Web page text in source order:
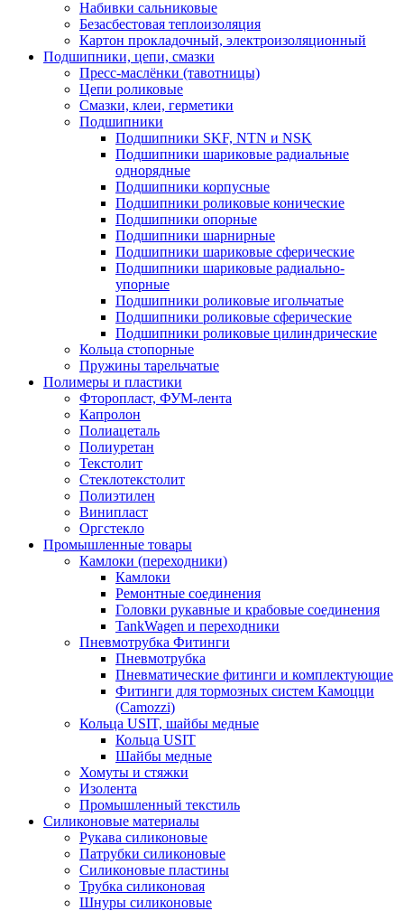
Набивки сальниковые
Безасбестовая теплоизоляция
Картон прокладочный, электроизоляционный
Подшипники, цепи, смазки
Пресс-маслёнки (тавотницы)
Цепи роликовые
Смазки, клеи, герметики
Подшипники
Подшипники SKF, NTN и NSK
Подшипники шариковые радиальные
однорядные
Подшипники корпусные
Подшипники роликовые конические
Подшипники опорные
Подшипники шарнирные
Подшипники шариковые сферические
Подшипники шариковые радиально-
упорные
Подшипники роликовые игольчатые
Подшипники роликовые сферические
Подшипники роликовые цилиндрические
Кольца стопорные
Пружины тарельчатые
Полимеры и пластики
Фторопласт, ФУМ-лента
Капролон
Полиацеталь
Полиуретан
Текстолит
Стеклотекстолит
Полиэтилен
Винипласт
Оргстекло
Промышленные товары
Камлоки (переходники)
Камлоки
Ремонтные соединения
Головки рукавные и крабовые соединения
TankWagen и переходники
Пневмотрубка Фитинги
Пневмотрубка
Пневматические фитинги и комплектующие
Фитинги для тормозных систем Камоцци
(Camozzi)
Кольца USIT, шайбы медные
Кольца USIT
Шайбы медные
Хомуты и стяжки
Изолента
Промышленный текстиль
Силиконовые материалы
Рукава силиконовые
Патрубки силиконовые
Силиконовые пластины
Трубка силиконовая
Шнуры силиконовые